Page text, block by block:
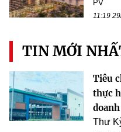
PV
11:19
TIN MỚI
Tiêu
thực
Thư